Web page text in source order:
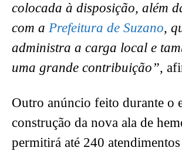
colocada à disposição, além
com a Prefeitura de Suzano,
administra a carga local e
uma grande contribuição”,
Outro anúncio feito durante o
construção da nova ala de
permitirá até 240